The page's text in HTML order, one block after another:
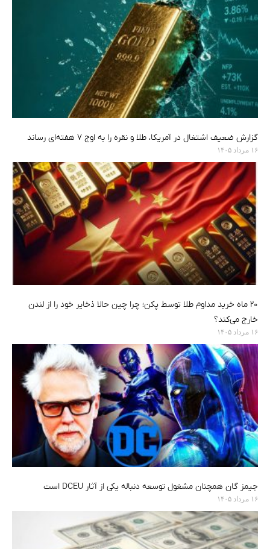
گزارش ضعیف اشتغال در آمریکا، طلا و نقره را به اوج ۷ هفته‌ای رساند
۱۶ مرداد ۱۴۰۵
۲۰ ماه خرید مداوم طلا توسط پکن؛ چرا چین حالا ذخایر خود را از لندن
خارج می‌کند؟
۱۶ مرداد ۱۴۰۵
جیمز گان همچنان مشغول توسعه دنباله یکی از آثار DCEU است
۱۶ مرداد ۱۴۰۵